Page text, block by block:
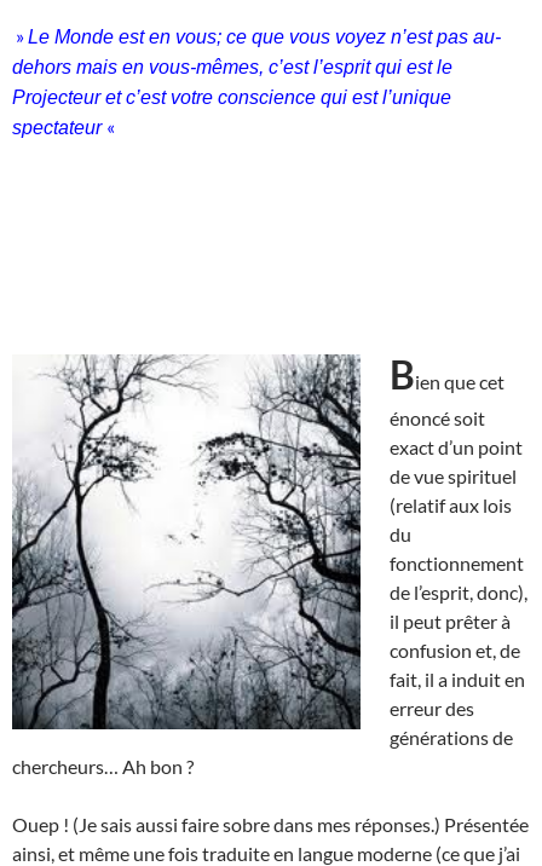
»Le Monde est en vous; ce que vous voyez n’est pas au-
dehors mais en vous-mêmes, c’est l’esprit qui est le
Projecteur et c’est votre conscience qui est l’unique
spectateur «
Bien que cet
énoncé soit
exact d’un point
de vue spirituel
(relatif aux lois
du
fonctionnement
de l’esprit, donc),
il peut prêter à
confusion et, de
fait, il a induit en
erreur des
générations de
chercheurs… Ah bon ?
Ouep ! (Je sais aussi faire sobre dans mes réponses.) Présentée
ainsi, et même une fois traduite en langue moderne (ce que j’ai